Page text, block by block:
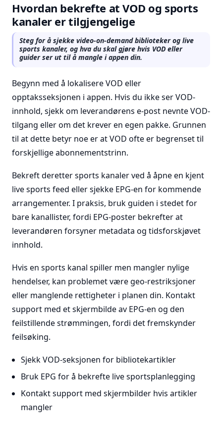
Hvordan bekrefte at VOD og sports
kanaler er tilgjengelige
Steg for å sjekke video-on-demand biblioteker og live
sports kanaler, og hva du skal gjøre hvis VOD eller
guider ser ut til å mangle i appen din.
Begynn med å lokalisere VOD eller
opptaksseksjonen i appen. Hvis du ikke ser VOD-
innhold, sjekk om leverandørens e-post nevnte VOD-
tilgang eller om det krever en egen pakke. Grunnen
til at dette betyr noe er at VOD ofte er begrenset til
forskjellige abonnementstrinn.
Bekreft deretter sports kanaler ved å åpne en kjent
live sports feed eller sjekke EPG-en for kommende
arrangementer. I praksis, bruk guiden i stedet for
bare kanallister, fordi EPG-poster bekrefter at
leverandøren forsyner metadata og tidsforskjøvet
innhold.
Hvis en sports kanal spiller men mangler nylige
hendelser, kan problemet være geo-restriksjoner
eller manglende rettigheter i planen din. Kontakt
support med et skjermbilde av EPG-en og den
feilstillende strømmingen, fordi det fremskynder
feilsøking.
Sjekk VOD-seksjonen for bibliotekartikler
Bruk EPG for å bekrefte live sportsplanlegging
Kontakt support med skjermbilder hvis artikler
mangler